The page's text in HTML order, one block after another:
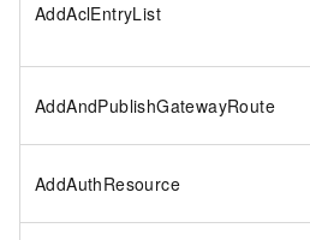
AddAclEntryList
AddAndPublishGatewayRoute
AddAuthResource